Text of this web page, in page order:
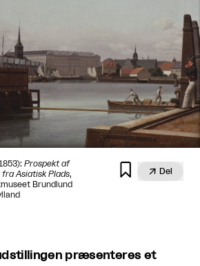
Prospekt af
Asiatisk Plads,
Brundlund
  Del
præsenteres et